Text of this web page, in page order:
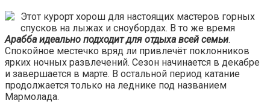
Этот курорт хорош для настоящих мастеров горных
спусков на лыжах и сноубордах. В то же время
Арабба идеально подходит для отдыха всей семьи.
Спокойное местечко вряд ли привлечёт поклонников
ярких ночных развлечений. Сезон начинается в декабре
и завершается в марте. В остальной период катание
продолжается только на леднике под названием
Мармолада.